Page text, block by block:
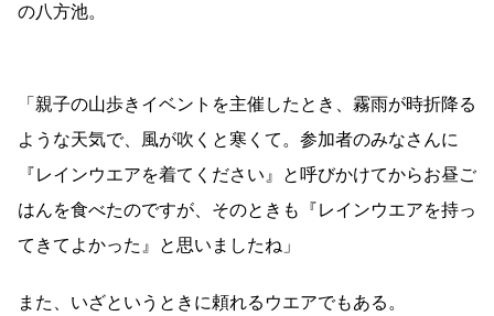
の八方池。
「親子の山歩きイベントを主催したとき、霧雨が時折降る
ような天気で、風が吹くと寒くて。参加者のみなさんに
『レインウエアを着てください』と呼びかけてからお昼ご
はんを食べたのですが、そのときも『レインウエアを持っ
てきてよかった』と思いましたね」
また、いざというときに頼れるウエアでもある。